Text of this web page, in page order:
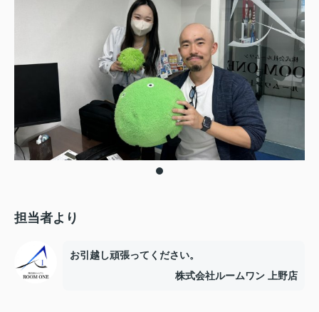
担当者より
お引越し頑張ってください。
株式会社ルームワン 上野店